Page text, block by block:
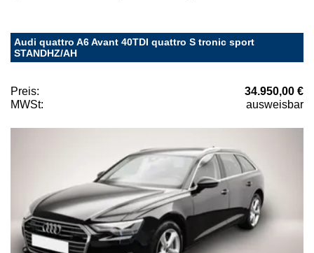
Audi quattro A6 Avant 40TDI quattro S tronic sport
STANDHZ/AH
Preis:
34.950,00 €
MWSt:
ausweisbar